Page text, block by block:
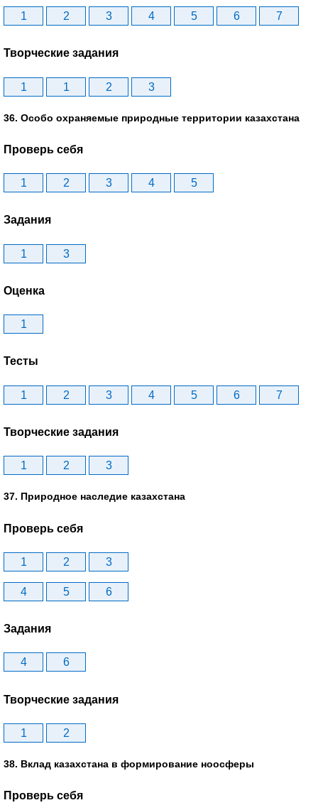
1 2 3 4 5 6 7
Творческие задания
1 1 2 3
36. Особо охраняемые природные территории казахстана
Проверь себя
1 2 3 4 5
Задания
1 3
Оценка
1
Тесты
1 2 3 4 5 6 7
Творческие задания
1 2 3
37. Природное наследие казахстана
Проверь себя
1 2 3
4 5 6
Задания
4 6
Творческие задания
1 2
38. Вклад казахстана в формирование ноосферы
Проверь себя